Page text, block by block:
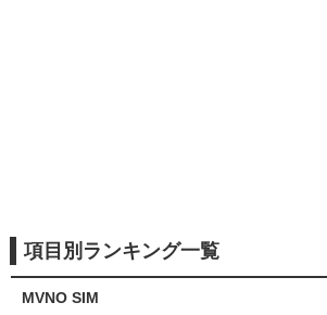
項目別ランキング一覧
MVNO SIM